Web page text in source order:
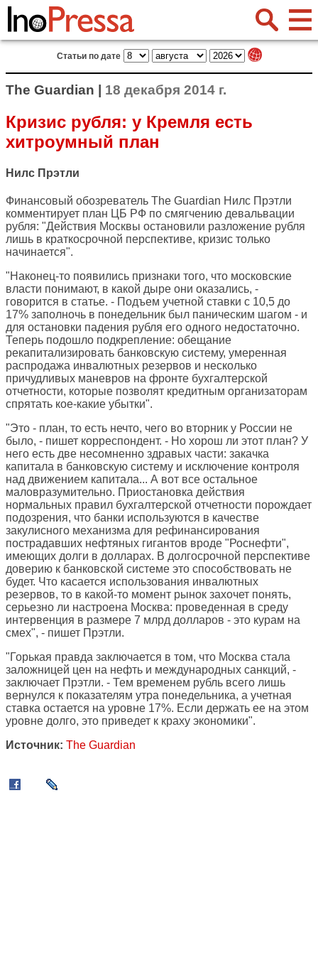
Статьи по дате
The Guardian | 18 декабря 2014 г.
Кризис рубля: у Кремля есть
хитроумный план
Нилс Прэтли
Финансовый обозреватель The Guardian Нилс Прэтли
комментирует план ЦБ РФ по смягчению девальвации
рубля: "Действия Москвы остановили разложение рубля
лишь в краткосрочной перспективе, кризис только
начинается".
"Наконец-то появились признаки того, что московские
власти понимают, в какой дыре они оказались, -
говорится в статье. - Подъем учетной ставки с 10,5 до
17% заполночь в понедельник был паническим шагом - и
для остановки падения рубля его одного недостаточно.
Теперь подошло подкрепление: обещание
рекапитализировать банковскую систему, умеренная
распродажа инвалютных резервов и несколько
причудливых маневров на фронте бухгалтерской
отчетности, которые позволят кредитным организаторам
спрятать кое-какие убытки".
"Это - план, то есть нечто, чего во вторник у России не
было, - пишет корреспондент. - Но хорош ли этот план? У
него есть две несомненно здравых части: закачка
капитала в банковскую систему и исключение контроля
над движением капитала... А вот все остальное
маловразумительно. Приостановка действия
нормальных правил бухгалтерской отчетности порождает
подозрения, что банки используются в качестве
закулисного механизма для рефинансирования
пострадавших нефтяных гигантов вроде "Роснефти",
имеющих долги в долларах. В долгосрочной перспективе
доверию к банковской системе это способствовать не
будет. Что касается использования инвалютных
резервов, то в какой-то момент рынок захочет понять,
серьезно ли настроена Москва: проведенная в среду
интервенция в размере 7 млрд долларов - это курам на
смех", - пишет Прэтли.
"Горькая правда заключается в том, что Москва стала
заложницей цен на нефть и международных санкций, -
заключает Прэтли. - Тем временем рубль всего лишь
вернулся к показателям утра понедельника, а учетная
ставка остается на уровне 17%. Если держать ее на этом
уровне долго, это приведет к краху экономики".
Источник: The Guardian